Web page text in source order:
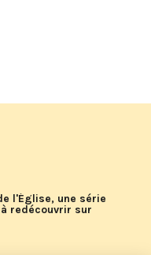
l'Église, une série
redécouvrir sur